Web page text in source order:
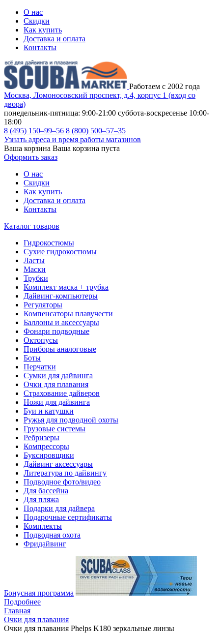
О нас
Скидки
Как купить
Доставка и оплата
Контакты
Работаем с 2002 года
Москва, Ломоносовский проспект, д.4, корпус 1 (вход со
двора)
понедельник-пятница: 9:00-21:00 суббота-воскресенье 10:00-
18:00
8 (495) 150–99–56 8 (800) 500–57–35
Узнать адреса и время работы магазинов
Ваша корзина Ваша корзина пуста
Оформить заказ
О нас
Скидки
Как купить
Доставка и оплата
Контакты
Каталог товаров
Гидрокостюмы
Сухие гидрокостюмы
Ласты
Маски
Трубки
Комплект маска + трубка
Дайвинг-компьютеры
Регуляторы
Компенсаторы плавучести
Баллоны и аксессуары
Фонари подводные
Октопусы
Приборы аналоговые
Боты
Перчатки
Сумки для дайвинга
Очки для плавания
Страхование дайверов
Ножи для дайвинга
Буи и катушки
Ружья для подводной охоты
Грузовые системы
Ребризеры
Компрессоры
Буксировщики
Дайвинг аксессуары
Литература по дайвингу
Подводное фото/видео
Для бассейна
Для пляжа
Подарки для дайвера
Подарочные сертификаты
Комплекты
Подводная охота
Фридайвинг
Бонусная программа
Подробнее
Главная
Очки для плавания
Очки для плавания Phelps K180 зеркальные линзы